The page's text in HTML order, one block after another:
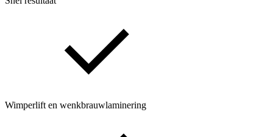
Wimperlift en wenkbrauwlaminering